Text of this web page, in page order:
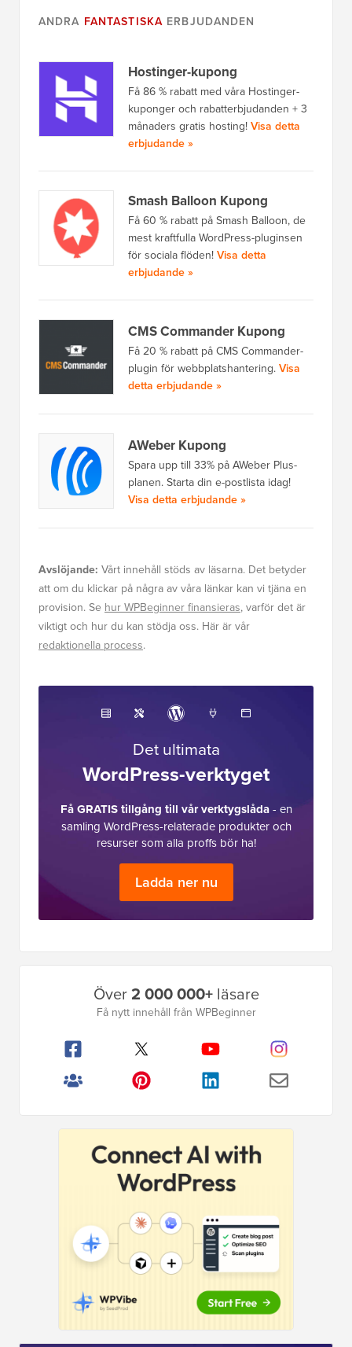
ANDRA FANTASTISKA ERBJUDANDEN
Hostinger-kupong
Få 86 % rabatt med våra Hostinger-
kuponger och rabatterbjudanden + 3
månaders gratis hosting! Visa detta
erbjudande »
Smash Balloon Kupong
Få 60 % rabatt på Smash Balloon, de
mest kraftfulla WordPress-pluginsen
för sociala flöden! Visa detta
erbjudande »
CMS Commander Kupong
Få 20 % rabatt på CMS Commander-
plugin för webbplatshantering. Visa
detta erbjudande »
AWeber Kupong
Spara upp till 33% på AWeber Plus-
planen. Starta din e-postlista idag!
Visa detta erbjudande »
Avslöjande: Vårt innehåll stöds av läsarna. Det betyder
att om du klickar på några av våra länkar kan vi tjäna en
provision. Se hur WPBeginner finansieras, varför det är
viktigt och hur du kan stödja oss. Här är vår
redaktionella process.
Det ultimata
WordPress-verktyget
Få GRATIS tillgång till vår verktygslåda- en
samling WordPress-relaterade produkter och
resurser som alla proffs bör ha!
Ladda ner nu
Över2 000 000+läsare
Få nytt innehåll från WPBeginner